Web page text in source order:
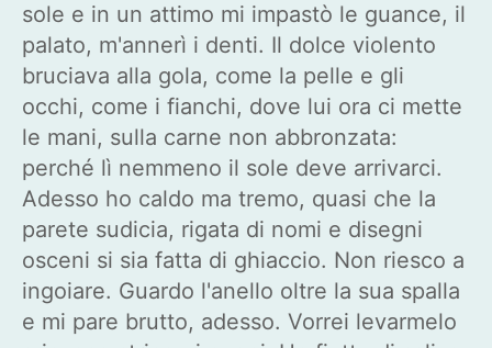
sole e in un attimo mi impastò le guance, il
palato, m'annerì i denti. Il dolce violento
bruciava alla gola, come la pelle e gli
occhi, come i fianchi, dove lui ora ci mette
le mani, sulla carne non abbronzata:
perché lì nemmeno il sole deve arrivarci.
Adesso ho caldo ma tremo, quasi che la
parete sudicia, rigata di nomi e disegni
osceni si sia fatta di ghiaccio. Non riesco a
ingoiare. Guardo l'anello oltre la sua spalla
e mi pare brutto, adesso. Vorrei levarmelo